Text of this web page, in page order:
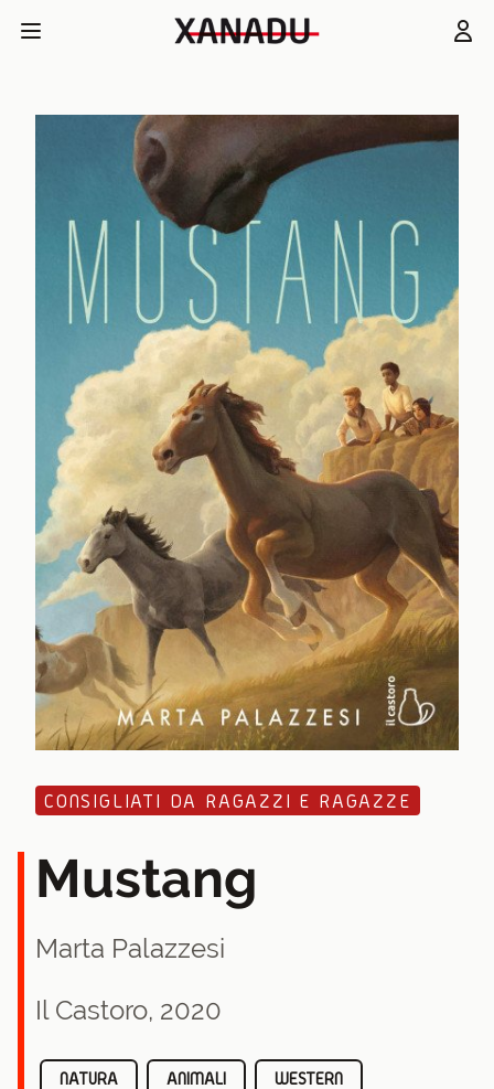
CONSIGLIATI DA RAGAZZI E RAGAZZE
Mustang
Marta Palazzesi
Il Castoro, 2020
NATURA ANIMALI WESTERN